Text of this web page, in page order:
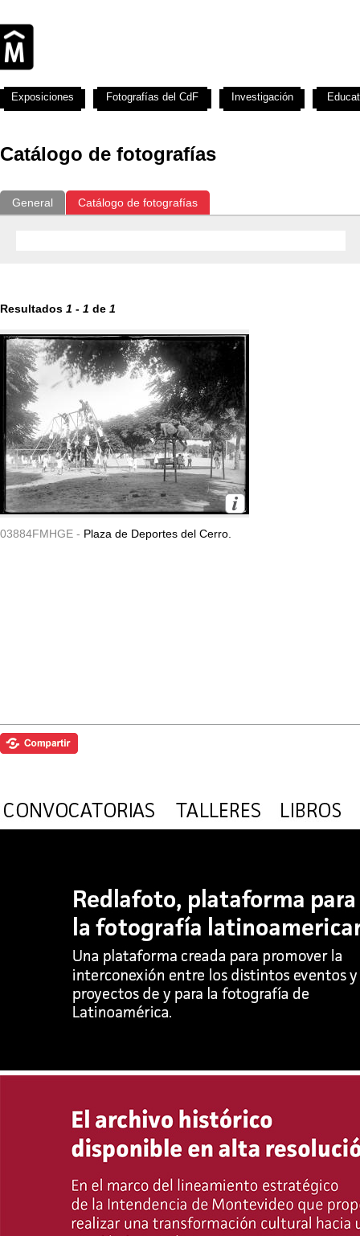
Catálogo de fotografías
General Catálogo de fotografías
Resultados 1 - 1 de 1
03884FMHGE - Plaza de Deportes del Cerro.
Exposiciones Fotografías del CdF Investigación